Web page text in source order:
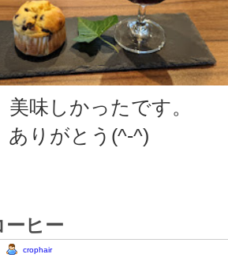
美味しかったです。
ありがとう(^-^)
ーヒー
crophair